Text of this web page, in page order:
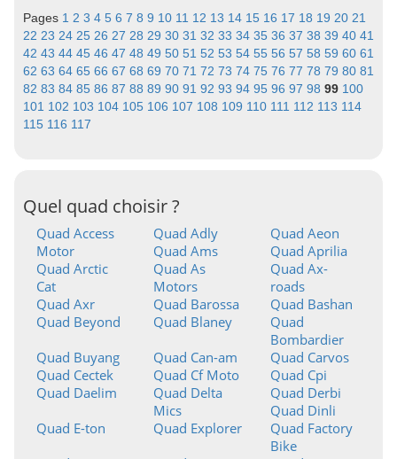
Pages 1 2 3 4 5 6 7 8 9 10 11 12 13 14 15 16 17 18 19 20 21
22 23 24 25 26 27 28 29 30 31 32 33 34 35 36 37 38 39 40 41
42 43 44 45 46 47 48 49 50 51 52 53 54 55 56 57 58 59 60 61
62 63 64 65 66 67 68 69 70 71 72 73 74 75 76 77 78 79 80 81
82 83 84 85 86 87 88 89 90 91 92 93 94 95 96 97 98 99 100
101 102 103 104 105 106 107 108 109 110 111 112 113 114
115 116 117
Quel quad choisir ?
Quad Access
Motor
Quad Adly
Quad Aeon
Quad Ams
Quad Aprilia
Quad Arctic
Cat
Quad As
Motors
Quad Ax-
roads
Quad Axr
Quad Barossa
Quad Bashan
Quad Beyond
Quad Blaney
Quad
Bombardier
Quad Buyang
Quad Can-am
Quad Carvos
Quad Cectek
Quad Cf Moto
Quad Cpi
Quad Daelim
Quad Delta
Mics
Quad Derbi
Quad Dinli
Quad E-ton
Quad Explorer
Quad Factory
Bike